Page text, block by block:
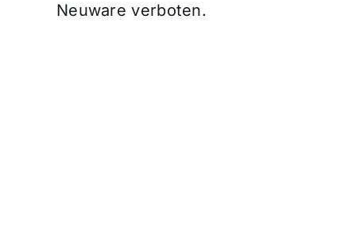
Neuware verboten.